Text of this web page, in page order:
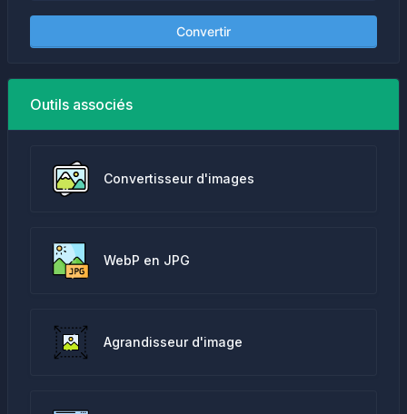
Convertir
Outils associés
Convertisseur d'images
WebP en JPG
Agrandisseur d'image